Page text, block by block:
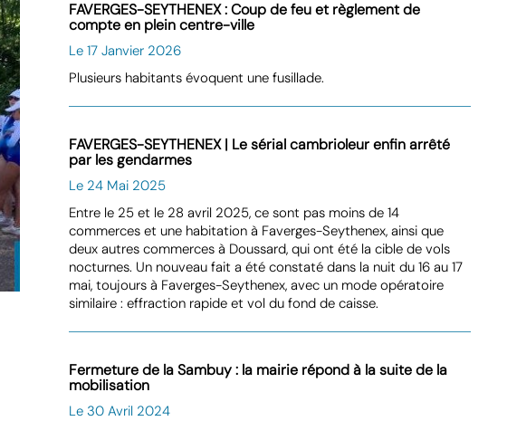
FAVERGES-SEYTHENEX : Coup de feu et règlement de
compte en plein centre-ville
Le 17 Janvier 2026
Plusieurs habitants évoquent une fusillade.
FAVERGES-SEYTHENEX | Le sérial cambrioleur enfin arrêté
par les gendarmes
Le 24 Mai 2025
Entre le 25 et le 28 avril 2025, ce sont pas moins de 14
commerces et une habitation à Faverges-Seythenex, ainsi que
deux autres commerces à Doussard, qui ont été la cible de vols
nocturnes. Un nouveau fait a été constaté dans la nuit du 16 au 17
mai, toujours à Faverges-Seythenex, avec un mode opératoire
similaire : effraction rapide et vol du fond de caisse.
Fermeture de la Sambuy : la mairie répond à la suite de la
mobilisation
Le 30 Avril 2024